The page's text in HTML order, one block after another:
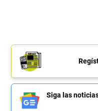
Siga las